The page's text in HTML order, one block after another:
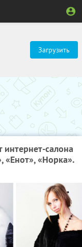
Загрузить
салона
«Енот», «Норка».